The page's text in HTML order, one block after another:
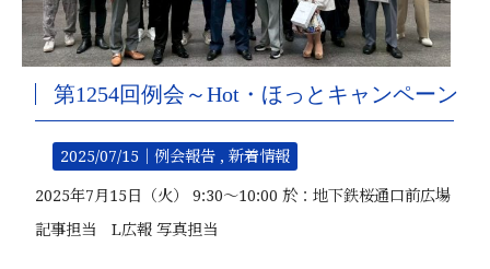
第1254回例会～Hot・ほっとキャンペーン
2025/07/15｜ 例会報告 新着情報
2025年7月15日（火） 9:30～10:00 於：地下鉄桜通口前広場
記事担当 L広報 写真担当